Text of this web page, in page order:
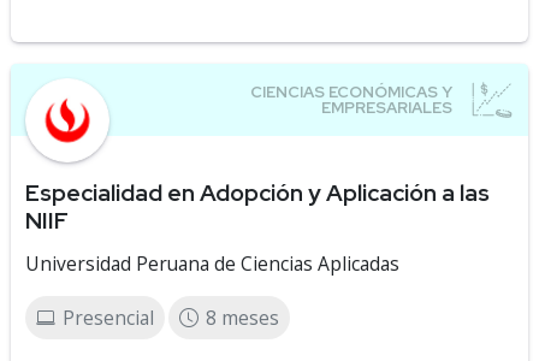
Especialidad en Adopción y Aplicación a las
NIIF
Universidad Peruana de Ciencias Aplicadas
Presencial 8 meses